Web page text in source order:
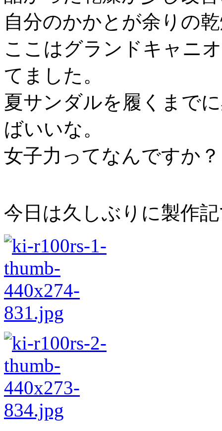
自分のかかとが余りの
ここはグランドキャニ
てました。
夏サンダルを履くまで
ばいいな。
女子力ってなんですか？
今日は久しぶりに製作